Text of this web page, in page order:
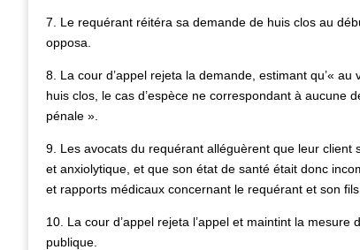
7. Le requérant réitéra sa demande de huis clos au
opposa.
8. La cour d’appel rejeta la demande, estimant qu’« au
huis clos, le cas d’espèce ne correspondant à aucune
pénale ».
9. Les avocats du requérant alléguèrent que leur client
et anxiolytique, et que son état de santé était donc
et rapports médicaux concernant le requérant et son fils
10. La cour d’appel rejeta l’appel et maintint la
publique.